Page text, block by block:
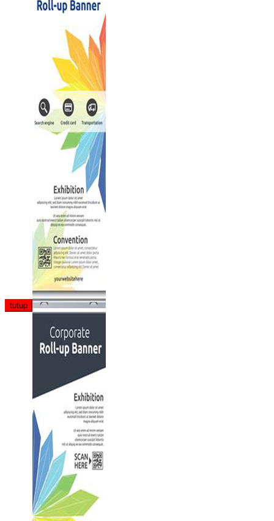
tutup